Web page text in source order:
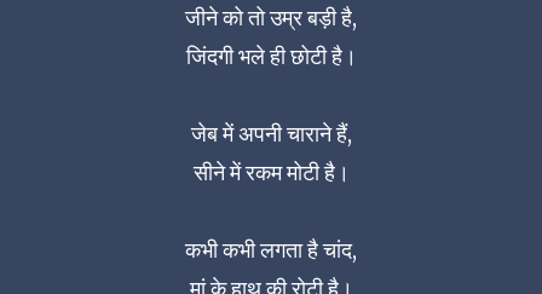
जीने को तो उम्र बड़ी है,
जिंदगी भले ही छोटी है।
जेब में अपनी चाराने हैं,
सीने में रकम मोटी है।
कभी कभी लगता है चांद,